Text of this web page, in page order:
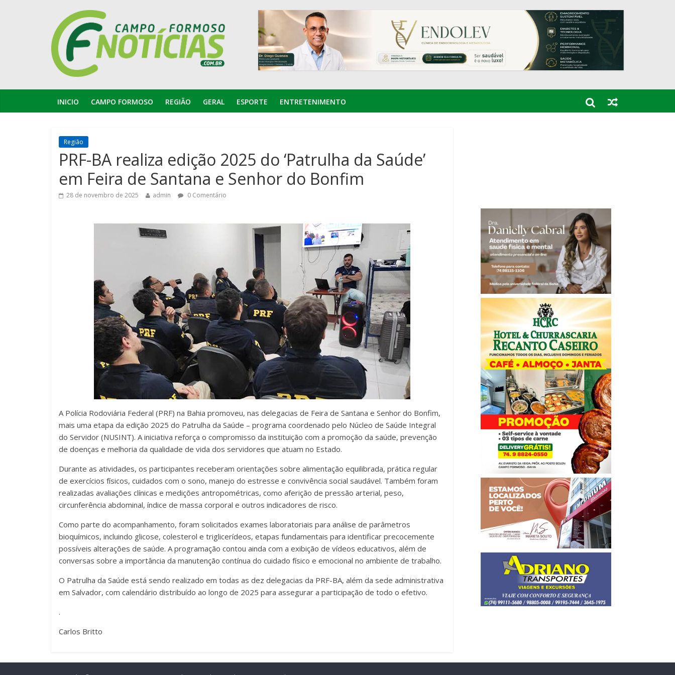
INICIO CAMPO FORMOSO REGIÃO GERAL ESPORTE ENTRETENIMENTO
Região
PRF-BA realiza edição 2025 do ‘Patrulha da Saúde’
em Feira de Santana e Senhor do Bonfim
28 de novembro de 2025 admin 0 Comentário
A Polícia Rodoviária Federal (PRF) na Bahia promoveu, nas delegacias de Feira de Santana e Senhor do Bonfim,
mais uma etapa da edição 2025 do Patrulha da Saúde – programa coordenado pelo Núcleo de Saúde Integral
do Servidor (NUSINT). A iniciativa reforça o compromisso da instituição com a promoção da saúde, prevenção
de doenças e melhoria da qualidade de vida dos servidores que atuam no Estado.
Durante as atividades, os participantes receberam orientações sobre alimentação equilibrada, prática regular
de exercícios físicos, cuidados com o sono, manejo do estresse e convivência social saudável. Também foram
realizadas avaliações clínicas e medições antropométricas, como aferição de pressão arterial, peso,
circunferência abdominal, índice de massa corporal e outros indicadores de risco.
Como parte do acompanhamento, foram solicitados exames laboratoriais para análise de parâmetros
bioquímicos, incluindo glicose, colesterol e triglicerídeos, etapas fundamentais para identificar precocemente
possíveis alterações de saúde. A programação contou ainda com a exibição de vídeos educativos, além de
conversas sobre a importância da manutenção contínua do cuidado físico e emocional no ambiente de trabalho.
O Patrulha da Saúde está sendo realizado em todas as dez delegacias da PRF-BA, além da sede administrativa
em Salvador, com calendário distribuído ao longo de 2025 para assegurar a participação de todo o efetivo.
.
Carlos Britto